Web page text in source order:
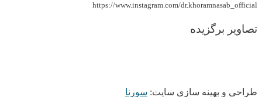
https://www.instagram.com/dr.khoramnasab_official
تصاویر برگزیده
طراحی و بهینه سازی سایت: سورنا